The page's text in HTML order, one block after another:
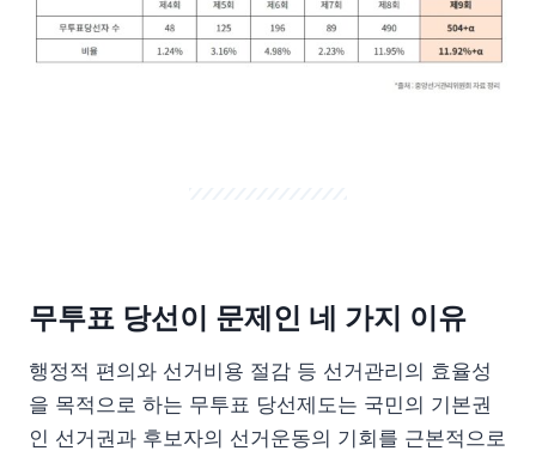
무투표 당선이 문제인 네 가지 이유
행정적 편의와 선거비용 절감 등 선거관리의 효율성
을 목적으로 하는 무투표 당선제도는 국민의 기본권
인 선거권과 후보자의 선거운동의 기회를 근본적으로